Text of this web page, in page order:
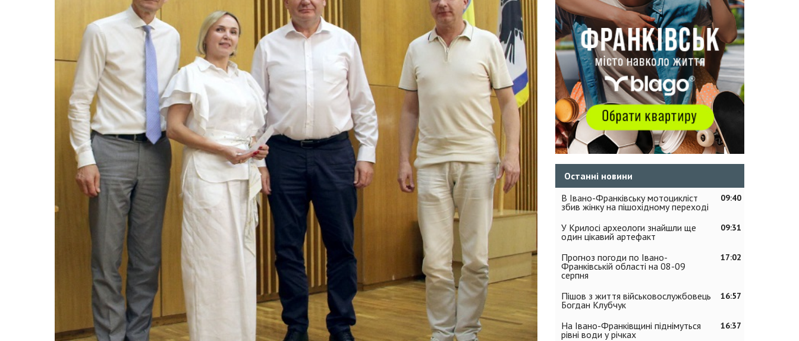
Останні новини
09:40
В Івано-Франківську мотоцикліст
збив жінку на пішохідному переході
09:31
У Крилосі археологи знайшли ще
один цікавий артефакт
17:02
Прогноз погоди по Івано-
Франківській області на 08-09
серпня
16:57
Пішов з життя військовослужбовець
Богдан Клубчук
16:37
На Івано-Франківщині піднімуться
рівні води у річках